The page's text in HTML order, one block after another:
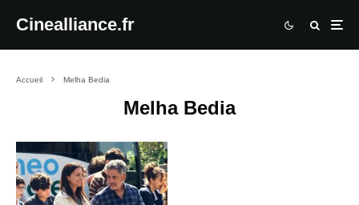
Cinealliance.fr
Accueil Melha Bedia
Melha Bedia